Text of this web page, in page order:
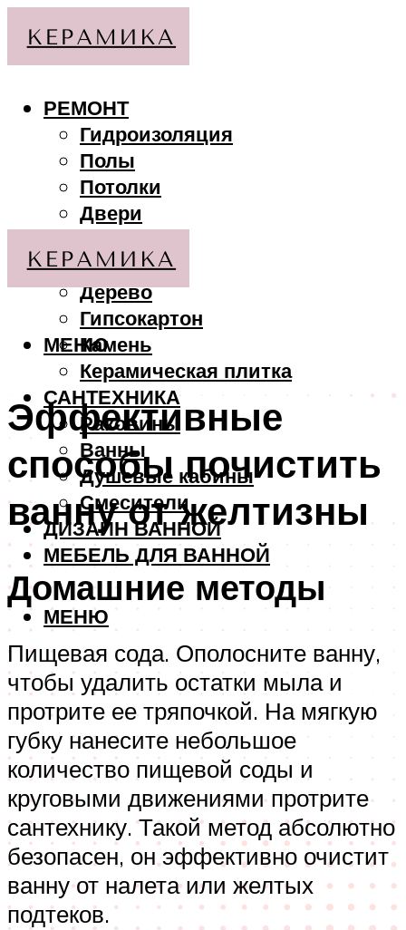
РЕМОНТ
Гидроизоляция
Полы
Потолки
Двери
МАТЕРИАЛЫ
Дерево
Гипсокартон
Камень
Керамическая плитка
САНТЕХНИКА
Раковины
Ванны
Душевые кабины
Смесители
ДИЗАЙН ВАННОЙ
МЕБЕЛЬ ДЛЯ ВАННОЙ
МЕНЮ
МЕНЮ
Эффективные
способы почистить
ванну от желтизны
Домашние методы
Пищевая сода. Ополосните ванну,
чтобы удалить остатки мыла и
протрите ее тряпочкой. На мягкую
губку нанесите небольшое
количество пищевой соды и
круговыми движениями протрите
сантехнику. Такой метод абсолютно
безопасен, он эффективно очистит
ванну от налета или желтых
подтеков.